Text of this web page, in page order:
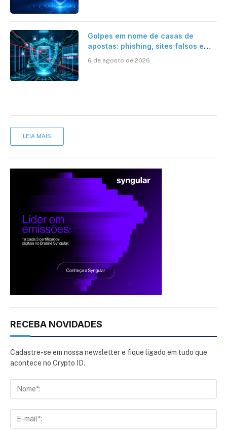
Golpes em nome de casas de
apostas: phishing, sites falsos e
como se proteger
6 de agosto de 2026
LEIA MAIS
RECEBA NOVIDADES
Cadastre-se em nossa newsletter e fique ligado em tudo que
acontece no Crypto ID.